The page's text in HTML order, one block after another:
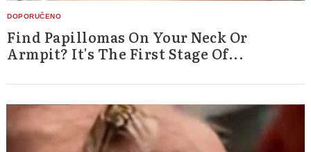
Find Papillomas On Your Neck Or
Armpit? It's The First Stage Of...